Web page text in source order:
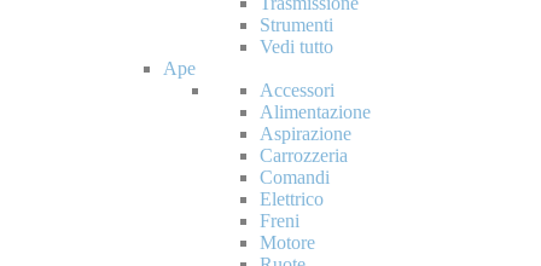
Strumenti
Vedi tutto
Ape
Accessori
Alimentazione
Aspirazione
Carrozzeria
Comandi
Elettrico
Freni
Motore